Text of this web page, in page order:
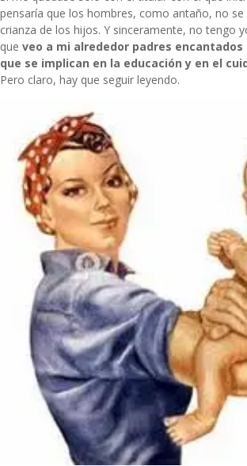
pensaría que los hombres, como antaño, no se
crianza de los hijos. Y sinceramente, no tengo
que veo a mi alrededor padres encantados
que se implican en la educación y en el
Pero claro, hay que seguir leyendo.